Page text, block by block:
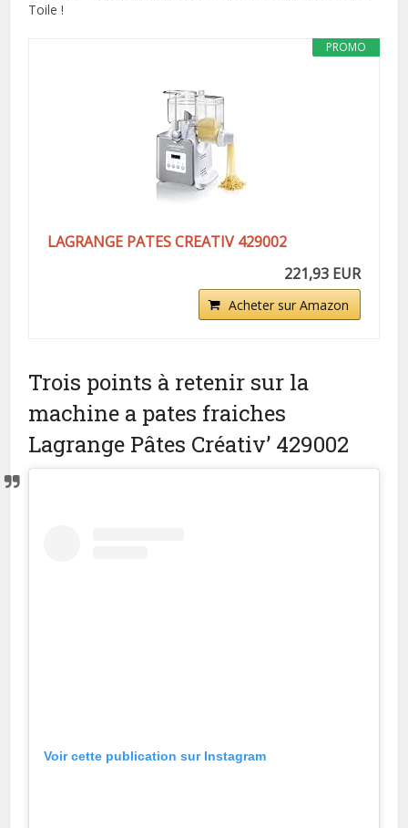
Toile !
PROMO
LAGRANGE PATES CREATIV 429002
221,93 EUR
Acheter sur Amazon
Trois points à retenir sur la
machine a pates fraiches
Lagrange Pâtes Créativ’ 429002
Voir cette publication sur Instagram